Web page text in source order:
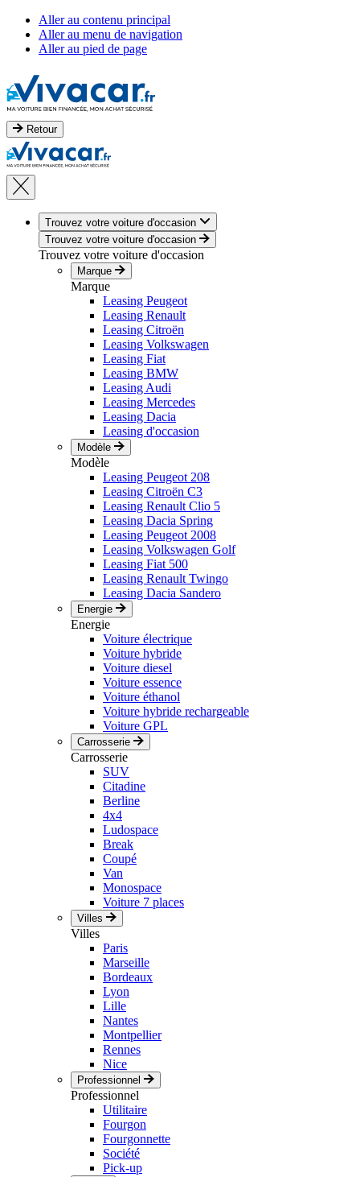
Aller au contenu principal
Aller au menu de navigation
Aller au pied de page
Retour
Trouvez votre voiture d'occasion
Trouvez votre voiture d'occasion
Trouvez votre voiture d'occasion
Marque
Marque
Leasing Peugeot
Leasing Renault
Leasing Citroën
Leasing Volkswagen
Leasing Fiat
Leasing BMW
Leasing Audi
Leasing Mercedes
Leasing Dacia
Leasing d'occasion
Modèle
Modèle
Leasing Peugeot 208
Leasing Citroën C3
Leasing Renault Clio 5
Leasing Dacia Spring
Leasing Peugeot 2008
Leasing Volkswagen Golf
Leasing Fiat 500
Leasing Renault Twingo
Leasing Dacia Sandero
Energie
Energie
Voiture électrique
Voiture hybride
Voiture diesel
Voiture essence
Voiture éthanol
Voiture hybride rechargeable
Voiture GPL
Carrosserie
Carrosserie
SUV
Citadine
Berline
4x4
Ludospace
Break
Coupé
Van
Monospace
Voiture 7 places
Villes
Villes
Paris
Marseille
Bordeaux
Lyon
Lille
Nantes
Montpellier
Rennes
Nice
Professionnel
Professionnel
Utilitaire
Fourgon
Fourgonnette
Société
Pick-up